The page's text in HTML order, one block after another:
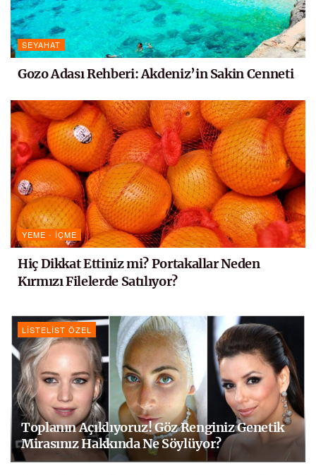
SEYAHAT
Gozo Adası Rehberi: Akdeniz’in Sakin Cenneti
YEME - İÇME
Hiç Dikkat Ettiniz mi? Portakallar Neden
Kırmızı Filelerde Satılıyor?
LISTELIST ÖZEL
Toplanın Açıklıyoruz! Göz Renginiz Genetik
Mirasınız Hakkında Ne Söylüyor?